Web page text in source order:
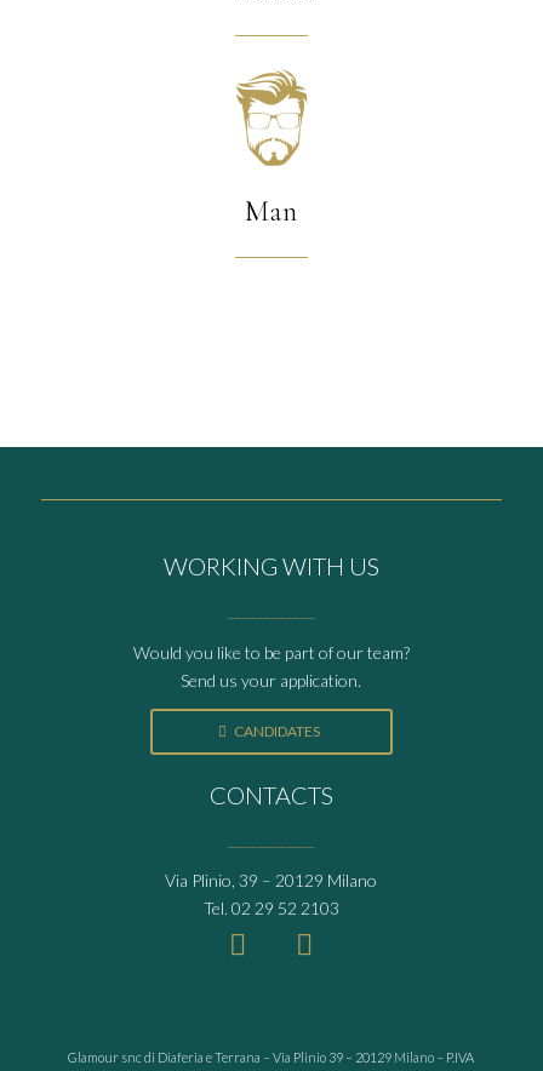
Man
WORKING WITH US
Would you like to be part of our team?
Send us your application.
CANDIDATES
CONTACTS
Via Plinio, 39 – 20129 Milano
Tel. 02 29 52 2103
Glamour snc di Diaferia e Terrana – Via Plinio 39 – 20129 Milano – P.IVA